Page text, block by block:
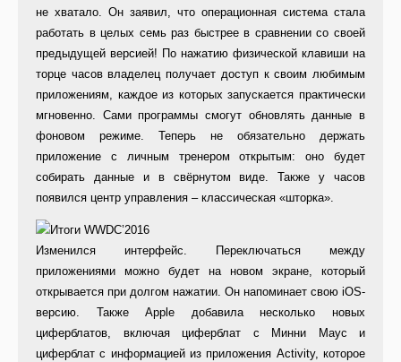
не хватало. Он заявил, что операционная система стала
работать в целых семь раз быстрее в сравнении со своей
предыдущей версией! По нажатию физической клавиши на
торце часов владелец получает доступ к своим любимым
приложениям, каждое из которых запускается практически
мгновенно. Сами программы смогут обновлять данные в
фоновом режиме. Теперь не обязательно держать
приложение с личным тренером открытым: оно будет
собирать данные и в свёрнутом виде. Также у часов
появился центр управления – классическая «шторка».
Изменился интерфейс. Переключаться между
приложениями можно будет на новом экране, который
открывается при долгом нажатии. Он напоминает свою iOS-
версию. Также Apple добавила несколько новых
циферблатов, включая циферблат с Минни Маус и
циферблат с информацией из приложения Activity, которое